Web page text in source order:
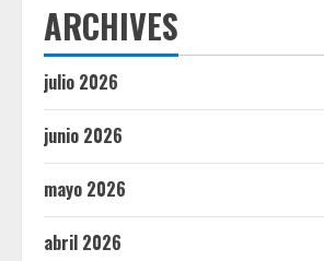
ARCHIVES
julio 2026
junio 2026
mayo 2026
abril 2026